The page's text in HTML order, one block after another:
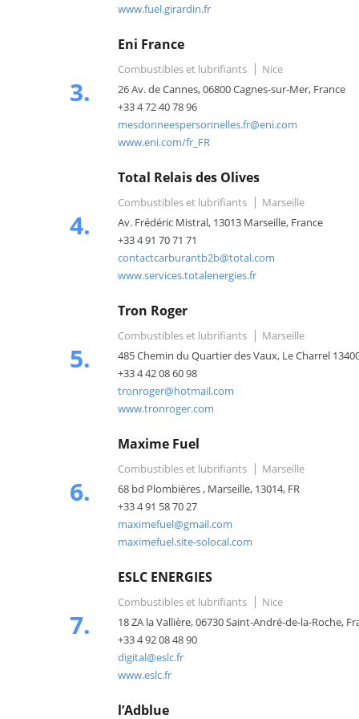
www.fuel.girardin.fr
3.
Eni France
Combustibles et lubrifiants
Nice
26 Av. de Cannes, 06800 Cagnes-sur-Mer, France
+33 4 72 40 78 96
mesdonneespersonnelles.fr@eni.com
www.eni.com/fr_FR
4.
Total Relais des Olives
Combustibles et lubrifiants
Marseille
Av. Frédéric Mistral, 13013 Marseille, France
+33 4 91 70 71 71
contactcarburantb2b@total.com
www.services.totalenergies.fr
5.
Tron Roger
Combustibles et lubrifiants
Marseille
485 Chemin du Quartier des Vaux, Le Charrel
+33 4 42 08 60 98
tronroger@hotmail.com
www.tronroger.com
6.
Maxime Fuel
Combustibles et lubrifiants
Marseille
68 bd Plombières , Marseille, 13014, FR
+33 4 91 58 70 27
maximefuel@gmail.com
maximefuel.site-solocal.com
7.
ESLC ENERGIES
Combustibles et lubrifiants
Nice
18 ZA la Vallière, 06730 Saint-André-de-la-Roche,
+33 4 92 08 48 90
digital@eslc.fr
www.eslc.fr
l’Adblue